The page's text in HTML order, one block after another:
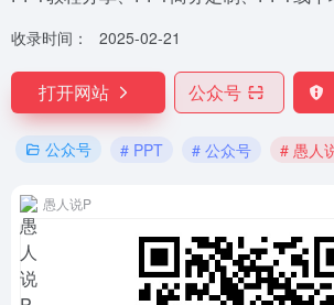
收录时间： 2025-02-21
打开网站 公众号
公众号 # PPT # 公众号 # 愚人
愚人说P